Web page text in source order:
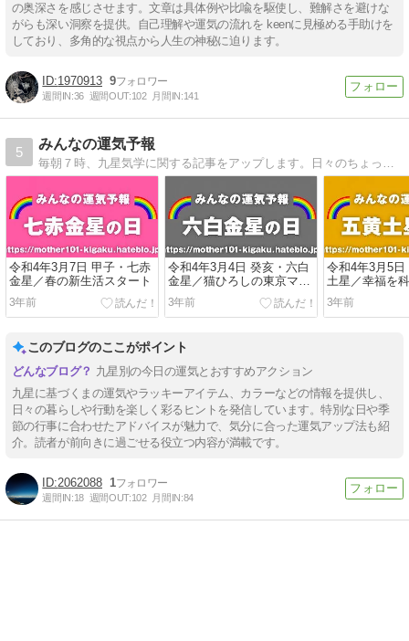
の奥深さを感じさせます。文章は具体例や比喩を駆使し、難解さを避けな
がらも深い洞察を提供。自己理解や運気の流れを keenに見極める手助けを
しており、多角的な視点から人生の神秘に迫ります。
1970913 9
週間IN:36 週間OUT:102 月間IN:141
5
みんなの運気予報
令和4年3月7日 甲子・七赤
金星／春の新生活スタート
3年前
令和4年3月4日 癸亥・六白
金星／猫ひろしの東京マラ
ソン
3年前
令和4年3月5日
土星／幸福を
3年前
このブログのここがポイント
九星別の今日の運気とおすすめアクション
九星に基づくまの運気やラッキーアイテム、カラーなどの情報を提供し、
日々の暮らしや行動を楽しく彩るヒントを発信しています。特別な日や季
節の行事に合わせたアドバイスが魅力で、気分に合った運気アップ法も紹
介。読者が前向きに過ごせる役立つ内容が満載です。
2062088 1
週間IN:18 週間OUT:102 月間IN:84